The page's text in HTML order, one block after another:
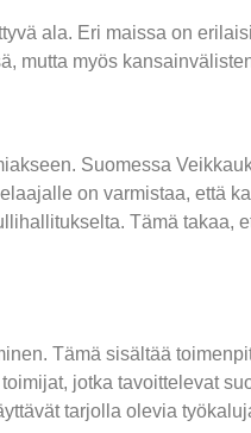
ala. Eri maissa on
mutta myös
Suomessa
on varmistaa, että
Tämä
Tämä sisältää
jotka tavoittelevat
tarjolla olevia